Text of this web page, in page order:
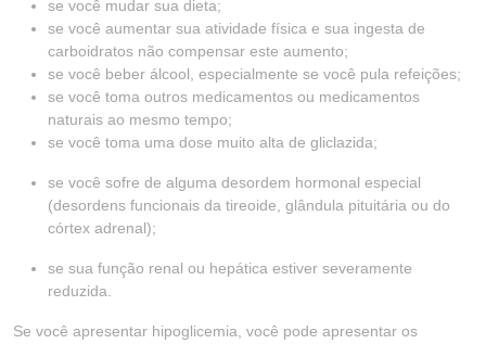
se você mudar sua dieta;
se você aumentar sua atividade física e sua ingesta de
carboidratos não compensar este aumento;
se você beber álcool, especialmente se você pula refeições;
se você toma outros medicamentos ou medicamentos
naturais ao mesmo tempo;
se você toma uma dose muito alta de gliclazida;
se você sofre de alguma desordem hormonal especial
(desordens funcionais da tireoide, glândula pituitária ou do
córtex adrenal);
se sua função renal ou hepática estiver severamente
reduzida.
Se você apresentar hipoglicemia, você pode apresentar os